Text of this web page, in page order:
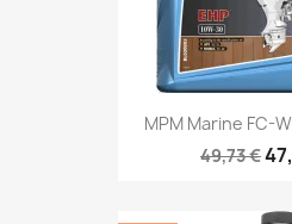
MPM Marine FC-
49,73 €